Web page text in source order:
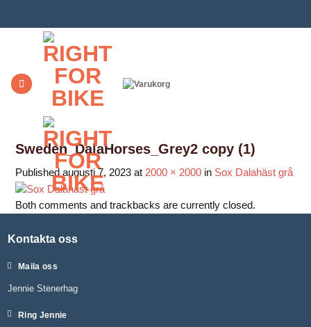
Sweden_DalaHorses_Grey2 copy (1)
Publishedaugusti 7, 2023 at 2000 × 2000 in Sox Dalahäst grå
Both comments and trackbacks are currently closed.
Kontakta oss
Maila oss
Jennie Stenerhag
Ring Jennie